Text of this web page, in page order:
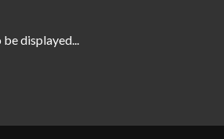
displayed...